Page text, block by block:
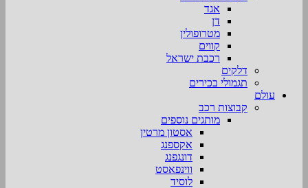
אגד
דן
מטרופולין
קווים
רכבת ישראל
דלקים
תגמולי בכירים
עולם
קבוצות רכב
מותגים נוספים
אסטון מרטין
אקספנג
דונגפנג
ווינפאסט
לוסיד